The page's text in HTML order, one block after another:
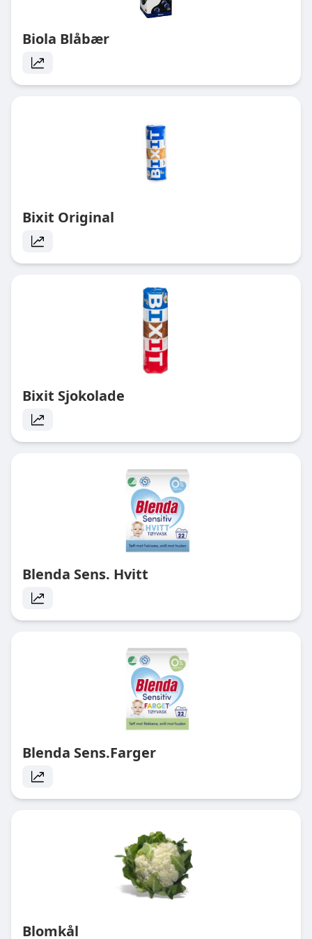
Biola Blåbær
Bixit Original
Bixit Sjokolade
Blenda Sens. Hvitt
Blenda Sens.Farger
Blomkål